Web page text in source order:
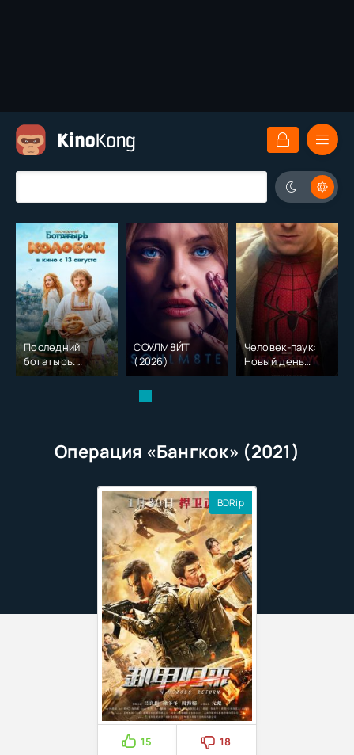
Последний
богатырь.
Колобок (2026)
СОУЛМ8ЙТ
(2026)
Человек-паук:
Новый день
(2026)
Операция «Бангкок» (2021)
BDRip
15
18